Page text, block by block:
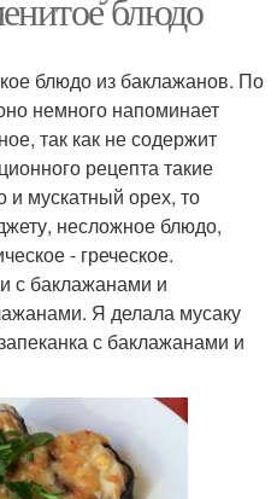
блюдо
блюдо из баклажанов. По
немного напоминает
так как не содержит
рецепта такие
и мускатный орех, то
несложное блюдо,
- греческое.
с баклажанами и
Я делала мусаку
с баклажанами и